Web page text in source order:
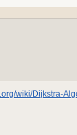
wiki/Dijkstra-